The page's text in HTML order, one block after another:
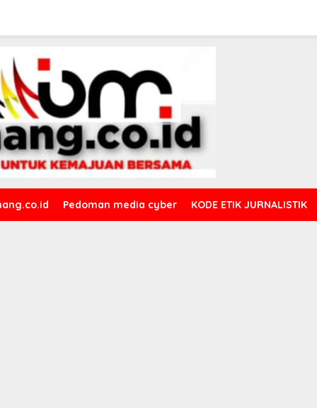
Pedoman media cyber KODE ETIK JURNALISTIK